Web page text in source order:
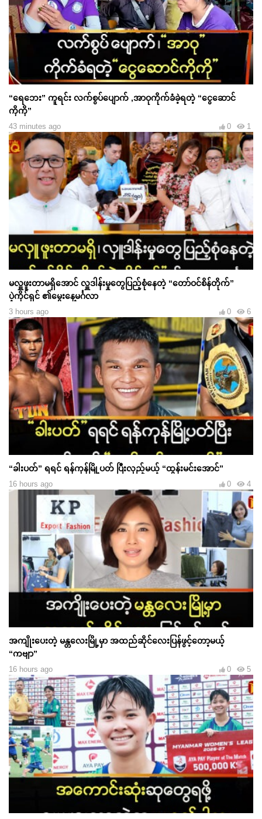
“ရေဘေး” ကူရင်း လက်စွပ်ပျောက် ,အာဝုကိုက်ခံခဲ့ရတဲ့ “ငွေဆောင်
ကိုကို”
43 minutes ago 1
0
မလှူဖူးတာမရှိအောင် လှူဒါန်းမှုတွေပြည့်စုံနေတဲ့ “တော်ဝင်စိန်တိုက်”
ပဲ့ကိုင်ရှင် ၏မွေးနေ့မင်္ဂလာ
3 hours ago 6
0
“ခါးပတ်” ရရင် ရန်ကုန်မြို့ပတ် ပြီးလှည့်မယ့် “ထွန်းမင်းအောင်”
16 hours ago 4
0
အကျိုးပေးတဲ့ မန္တလေးမြို့မှာ အထည်ဆိုင်လေးပြန်ဖွင့်တော့မယ့်
“ကဗျာ”
16 hours ago 5
0